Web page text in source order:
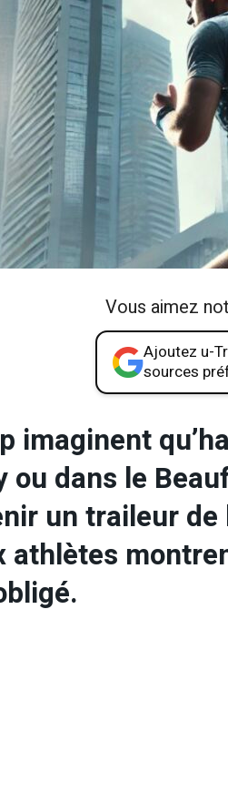
Vous aimez
Ajoutez u-
sources
imaginent
ou dans le
un traileur
athlètes